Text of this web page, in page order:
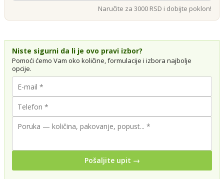
Naručite za 3000 RSD i dobijte poklon!
Niste sigurni da li je ovo pravi izbor?
Pomoći ćemo Vam oko količine, formulacije i izbora najbolje
opcije.
Pošaljite upit →